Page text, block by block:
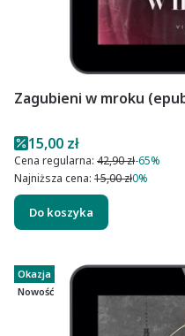
Zagubieni w mroku
Cena promocyjna
15,00 zł
Cena regularna: 42,90 zł-65%
Najniższa cena: 15,00 zł0%
Do koszyka
Okazja
Nowość